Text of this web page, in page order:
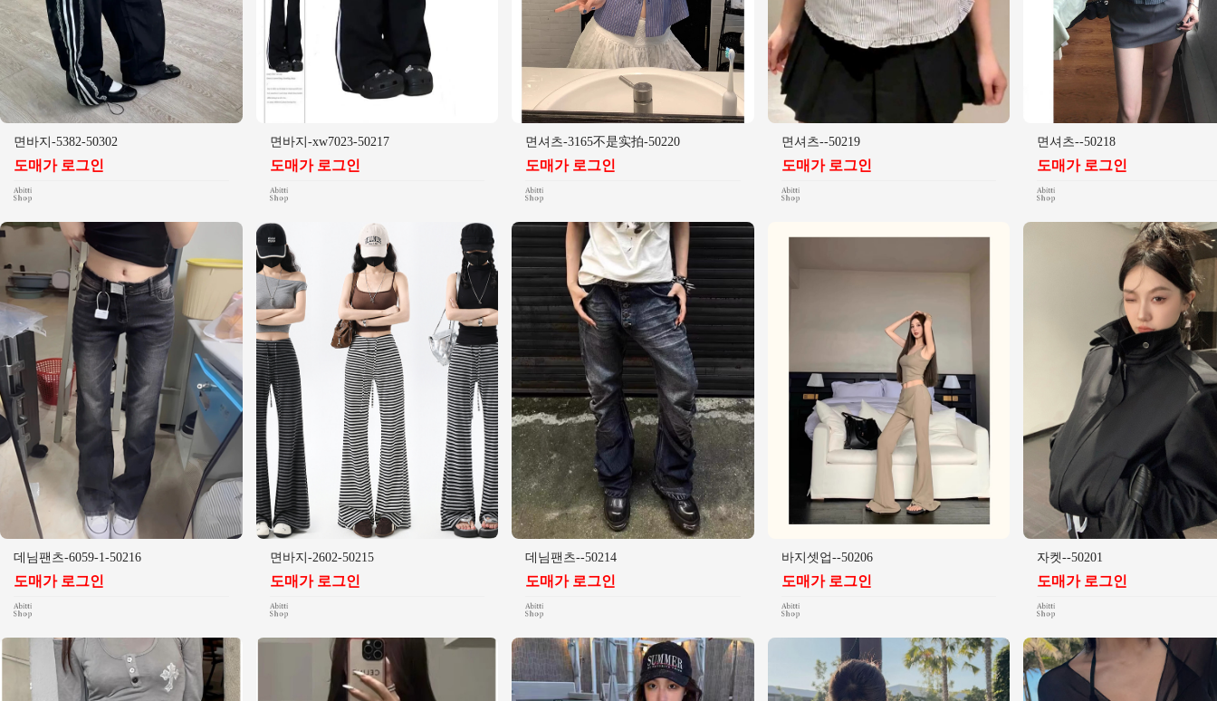
면바지-5382-50302
도매가 로그인
면바지-xw7023-50217
도매가 로그인
면셔츠-3165不是实拍-50220
도매가 로그인
면셔츠--50219
도매가 로그인
면셔츠--50218
도매가 로그인
데님팬츠-6059-1-50216
도매가 로그인
면바지-2602-50215
도매가 로그인
데님팬츠--50214
도매가 로그인
바지셋업--50206
도매가 로그인
자켓--50201
도매가 로그인